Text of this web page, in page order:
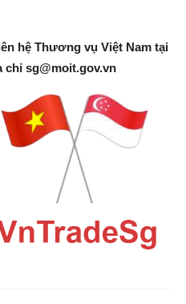
hệ Thương vụ Việt Nam tại
chỉ sg@moit.gov.vn